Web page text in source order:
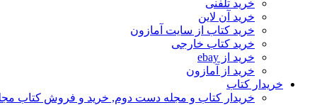
خرید تلفنی
خرید آن لاین
خرید کتاب از سایت آمازون
خرید کتاب خارجی
خرید از ebay
خرید از آمازون
خریدار کتاب
خریدار کتاب و مجله دست دوم, خرید و فروش کتاب